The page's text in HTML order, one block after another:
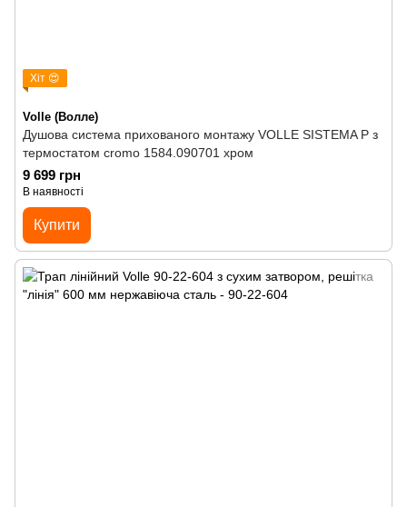
Хіт 😍
Volle (Волле)
Душова система прихованого монтажу VOLLE SISTEMA P з
термостатом cromo 1584.090701 хром
9 699 грн
В наявності
Купити